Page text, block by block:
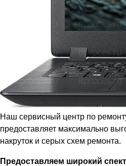
Наш сервисный центр по
предоставляет максимально
накруток и серых схем ремонта.
Предоставляем широкий